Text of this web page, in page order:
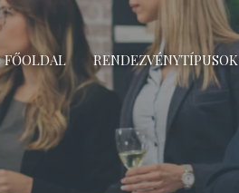
FŐOLDAL RENDEZVÉNYTÍPUSOK